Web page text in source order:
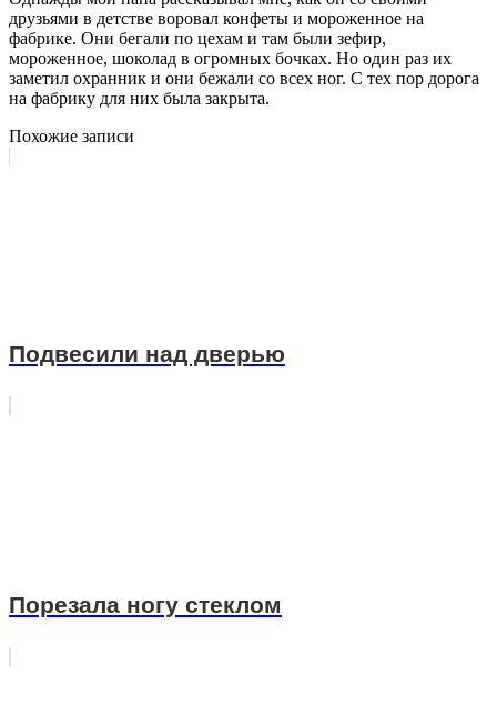
друзьями в детстве воровал конфеты и мороженное на
фабрике. Они бегали по цехам и там были зефир,
мороженное, шоколад в огромных бочках. Но один раз их
заметил охранник и они бежали со всех ног. С тех пор дорога
на фабрику для них была закрыта.
Похожие записи
Подвесили над дверью
Порезала ногу стеклом